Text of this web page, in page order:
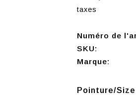
taxes
Numéro de
SKU:
Marque:
Pointure/